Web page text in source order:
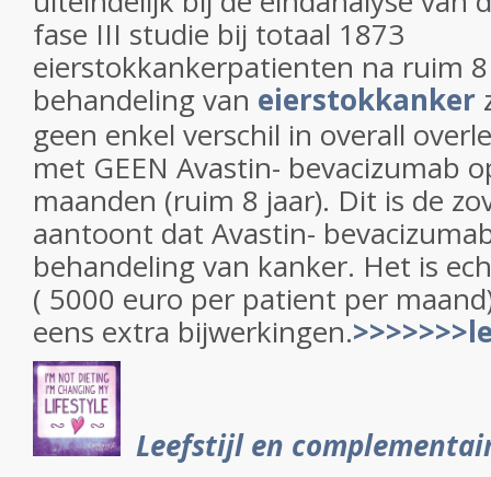
fase III studie bij totaal 1873
eierstokkankerpatienten na ruim
behandeling van eierstokkanker
geen enkel verschil in overall
met GEEN Avastin- bevacizumab
maanden (ruim 8 jaar). Dit is de
aantoont dat Avastin-
behandeling van kanker. Het is
( 5000 euro per patient per
eens extra bijwerkingen.
Leefstijl en